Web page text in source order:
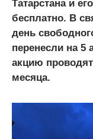
Татарстана и
бесплатно. В
день
перенесли на 5
акцию
месяца.